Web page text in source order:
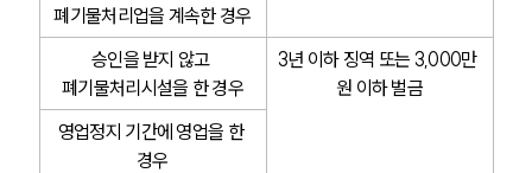
SERVICES
기업법무그룹 업무
폐기물처리업을 계속한 경우
승인을 받지 않고
폐기물처리시설을 한 경우
3년 이하 징역 또는 3,000만
원 이하 벌금
영업정지 기간에 영업을 한
경우